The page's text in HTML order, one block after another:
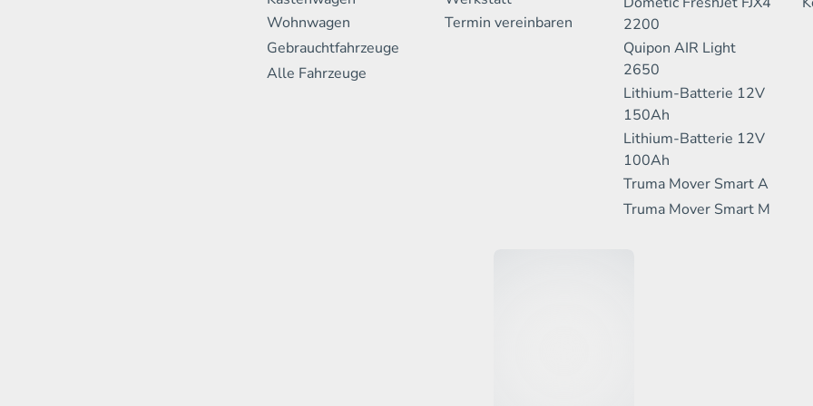
Wohnwagen
Gebrauchtfahrzeuge
Alle Fahrzeuge
Termin vereinbaren
2200
Quipon AIR Light
2650
Lithium-Batterie 12V
150Ah
Lithium-Batterie 12V
100Ah
Truma Mover Smart A
Truma Mover Smart M